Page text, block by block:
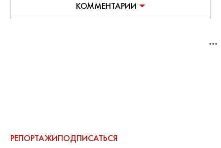
КОММЕНТАРИИ
РЕПОРТАЖИПОДПИСАТЬСЯ